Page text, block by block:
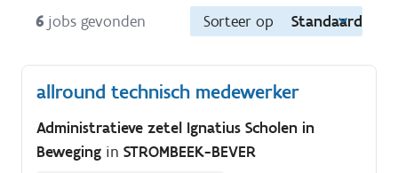
6 jobs gevonden Sorteer op Standaard
allround technisch medewerker
Administratieve zetel Ignatius Scholen in
Beweging in STROMBEEK-BEVER